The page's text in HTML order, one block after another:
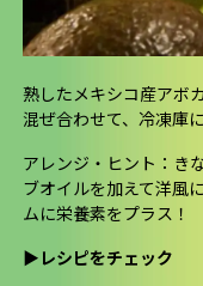
熟したメキシコ産アボ
混ぜ合わせて、冷凍庫
アレンジ・ヒント：き
ブオイルを加えて洋風
ムに栄養素をプラス！
▶ レシピをチェック